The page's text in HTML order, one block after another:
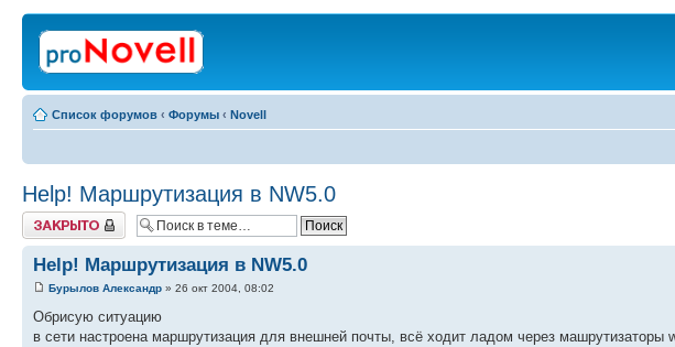
Список форумов ‹ Форумы ‹ Novell
Help! Маршрутизация в NW5.0
Закрыто
Help! Маршрутизация в NW5.0
Бурылов Александр » 26 окт 2004, 08:02
Обрисую ситуацию
в сети настроена маршрутизация для внешней почты, всё ходит ладом через машрутизаторы